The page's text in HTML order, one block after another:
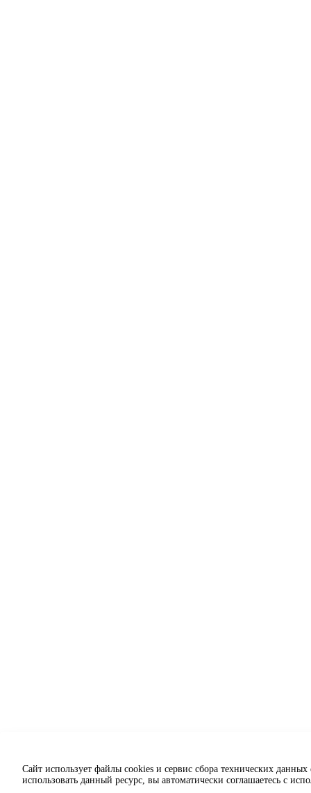
Сайт использует файлы cookies и сервис сбора технических
использовать данный ресурс, вы автоматически соглашаетесь с